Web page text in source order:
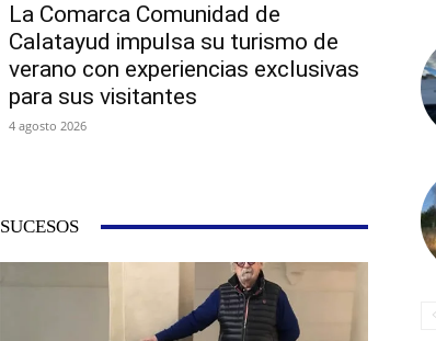
La Comarca Comunidad de
Calatayud impulsa su turismo de
verano con experiencias exclusivas
para sus visitantes
4 agosto 2026
SUCESOS